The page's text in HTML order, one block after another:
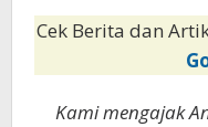
Cek Berita dan
Kami mengajak